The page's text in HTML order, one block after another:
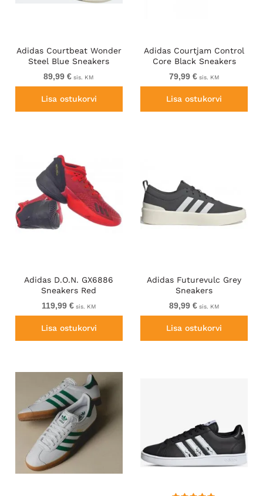
Adidas Courtbeat Wonder
Steel Blue Sneakers
89,99 € sis. KM
Lisa ostukorvi
Adidas Courtjam Control
Core Black Sneakers
79,99 €sis. KM
Lisa ostukorvi
Adidas D.O.N. GX6886
Sneakers Red
119,99 €sis. KM
Lisa ostukorvi
Adidas Futurevulc Grey
Sneakers
89,99 €sis. KM
Lisa ostukorvi